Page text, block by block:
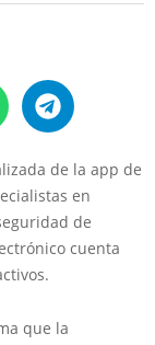
de la app de
en
de
cuenta
que la